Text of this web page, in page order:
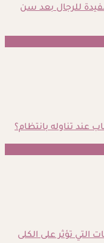
للرجال بعد سن
عند تناوله بانتظام؟
التي تؤثر على الكلى